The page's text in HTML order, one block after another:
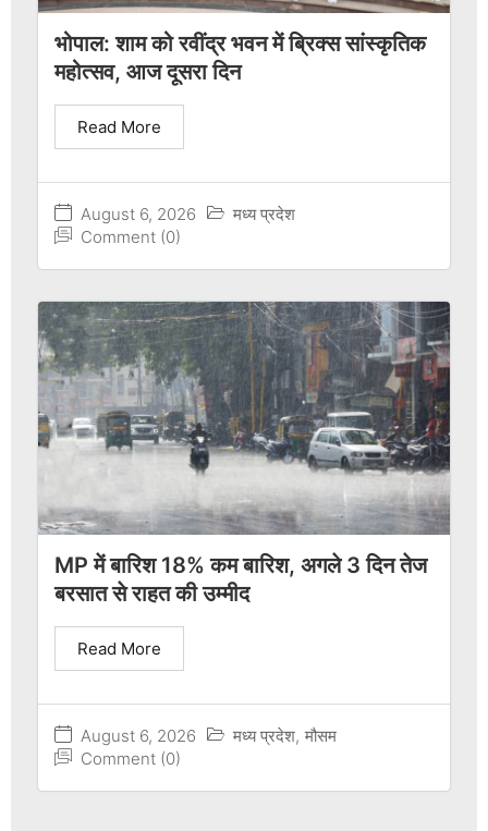
भोपाल: शाम को रवींद्र भवन में ब्रिक्स सांस्कृतिक
महोत्सव, आज दूसरा दिन
August 6, 2026
मध्य प्रदेश
Comment (0)
Read More
MP में बारिश 18% कम बारिश, अगले 3 दिन तेज
बरसात से राहत की उम्मीद
August 6, 2026 मध्य प्रदेश, मौसम
Comment (0)
Read More